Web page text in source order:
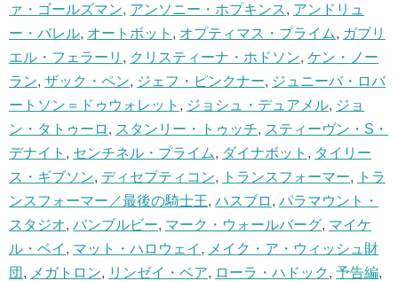
ァ・ゴールズマン, アンソニー・ホプキンス, アンドリュ
ー・バレル, オートボット , オプティマス・プライム, ガブリ
エル・フェラーリ , クリスティーナ・ホドソン, ケン・ノー
ラン, ザック・ペン, ジェフ・ピンクナー, ジュニーバ・ロバ
ートソン＝ドゥウォレット , ジョシュ・デュアメル, ジョ
ン・タトゥーロ , スタンリー・トゥッチ, スティーヴン・S・
デナイト , センチネル・プライム, ダイナボット , タイリー
ス・ギブソン, ディセプティコン, トランスフォーマー,
トラ
ンスフォーマー／最後の騎士王, ハスブロ , パラマウント・
スタジオ, バンブルビー, マーク・ウォールバーグ, マイケ
ル・ベイ , マット・ハロウェイ , メイク・ア・ウィッシュ財
団 , メガトロン, リンゼイ・ベア, ローラ・ハドック , 予告編,